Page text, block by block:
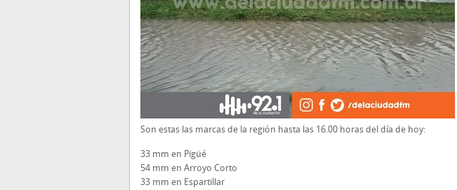
Son estas las marcas de la región hasta las 16.00 horas del día de hoy:
33 mm en Pigüé
54 mm en Arroyo Corto
33 mm en Espartillar